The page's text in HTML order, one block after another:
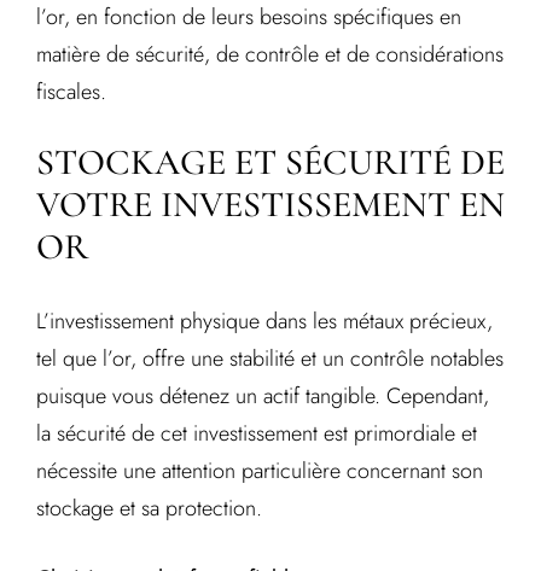
l’or, en fonction de leurs besoins spécifiques en
matière de sécurité, de contrôle et de considérations
fiscales.
STOCKAGE ET SÉCURITÉ DE
VOTRE INVESTISSEMENT EN
OR
L’investissement physique dans les métaux précieux,
tel que l’or, offre une stabilité et un contrôle notables
puisque vous détenez un actif tangible. Cependant,
la sécurité de cet investissement est primordiale et
nécessite une attention particulière concernant son
stockage et sa protection.